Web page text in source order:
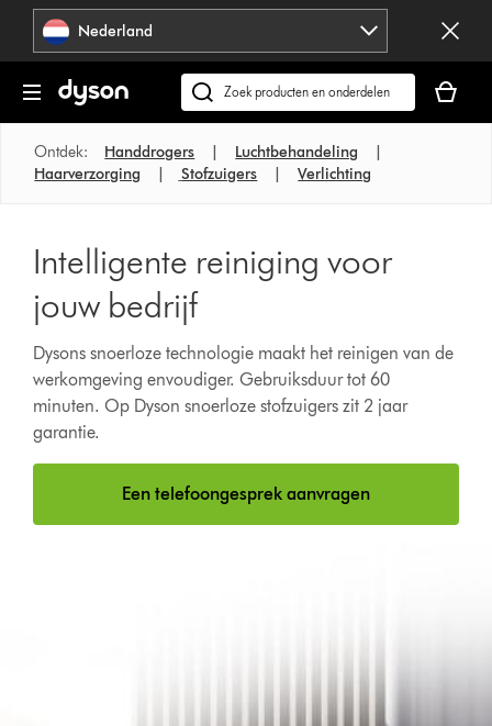
Navigatie
overslaan
Nederland
Zoek
op
dyson.nl
is
Ontdek: Handdrogers Luchtbehandeling
Haarverzorging
Stofzuigers |Verlichting
Intelligente reiniging voor
jouw bedrijf
Dysons snoerloze technologie maakt het reinigen van de
werkomgeving envoudiger. Gebruiksduur tot 60
minuten. Op Dyson snoerloze stofzuigers zit 2 jaar
garantie.
Een telefoongesprek aanvragen